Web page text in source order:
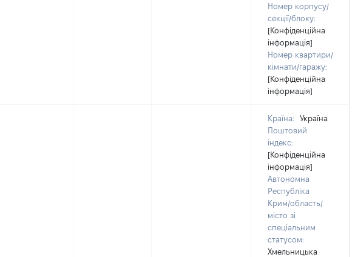
Номер корпусу/
секції/блоку:
[Конфіденційна
інформація]
Номер квартири/
кімнати/гаражу:
[Конфіденційна
інформація]
Країна:
Україна
Поштовий
індекс:
[Конфіденційна
інформація]
Автономна
Республіка
Крим/область/
місто зі
спеціальним
статусом:
Хмельницька